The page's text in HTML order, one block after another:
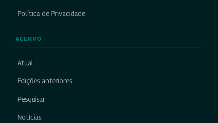
Política de Privacidade
ACERVO
Atual
Edições anteriores
Pesquisar
Notícias